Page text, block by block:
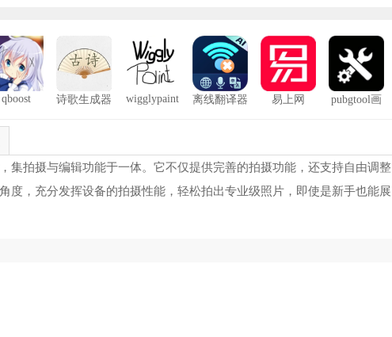
qboost 诗歌生成器 wigglypaint 离线翻译器 易上网
pubgtool画
集拍摄与编辑功能于一体。它不仅提供完善的拍摄功能，还支持自由调整
度，充分发挥设备的拍摄性能，轻松拍出专业级照片，即使是新手也能展